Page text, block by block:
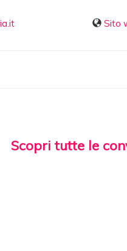
Sito
Scopri tutte le